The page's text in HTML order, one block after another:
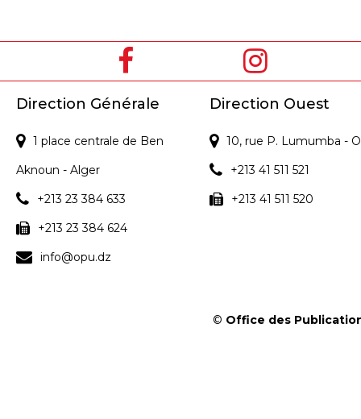
Direction Générale
1 place centrale de Ben
Aknoun - Alger
+213 23 384 633
+213 23 384 624
info@opu.dz
Direction Ouest
10, rue P. Lumumba -
+213 41 511 521
+213 41 511 520
© Office des